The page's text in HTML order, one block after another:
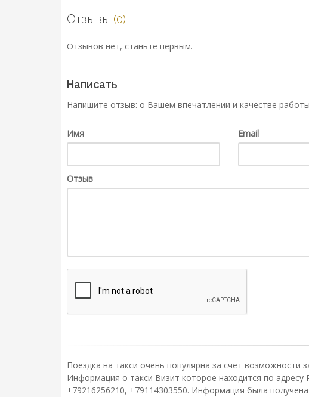
Отзывы (0)
Отзывов нет, станьте первым.
Написать
Напишите отзыв: о Вашем впечатлении и качестве
Имя Email
Отзыв
Поездка на такси очень популярна за счет возможности
Информация о такси Визит которое находится по
+79216256210, +79114303550. Информация была